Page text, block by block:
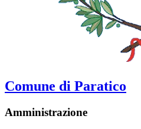
Comune di Paratico
Amministrazione